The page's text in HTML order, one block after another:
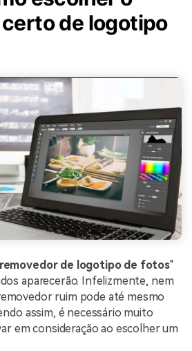
de logotipo
removedor de logotipo de fotos"
aparecerão. Infelizmente, nem
ruim pode até mesmo
assim, é necessário muito
em consideração ao escolher um